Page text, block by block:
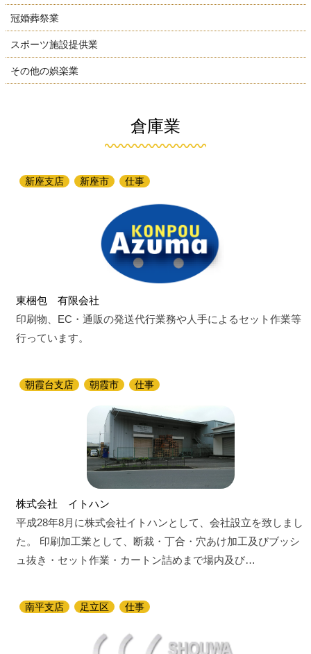
冠婚葬祭業
スポーツ施設提供業
その他の娯楽業
倉庫業
新座支店 新座市 仕事
東梱包 有限会社
印刷物、EC・通販の発送代行業務や人手によるセット作業等
行っています。
朝霞台支店 朝霞市 仕事
株式会社 イトハン
平成28年8月に株式会社イトハンとして、会社設立を致しまし
た。 印刷加工業として、断裁・丁合・穴あけ加工及びブッシ
ュ抜き・セット作業・カートン詰めまで場内及び…
南平支店 足立区 仕事